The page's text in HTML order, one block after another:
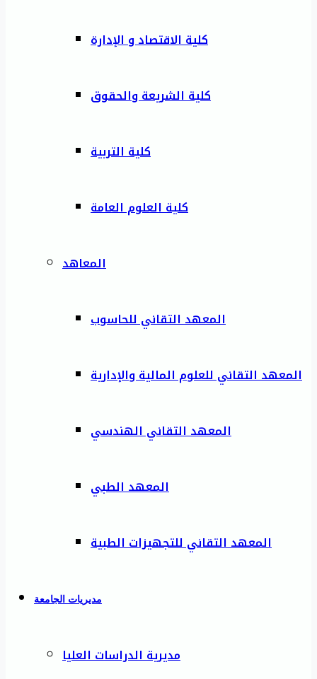
كلية الاقتصاد و الإدارة
كلية الشريعة والحقوق
كلية التربية
كلية العلوم العامة
المعاهد
المعهد التقاني للحاسوب
المعهد التقاني للعلوم المالية والإدارية
المعهد التقاني الهندسي
المعهد الطبي
المعهد التقاني للتجهيزات الطبية
مديريات الجامعة
مديرية الدراسات العليا